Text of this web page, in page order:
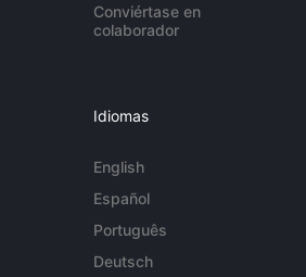
Conviértase en
colaborador
Idiomas
English
Español
Português
Deutsch